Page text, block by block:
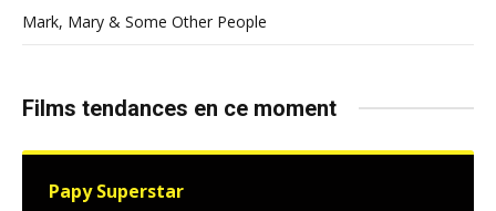
Mark, Mary & Some Other People
Films tendances en ce moment
Papy Superstar